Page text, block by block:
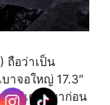
ถือว่าเป็น
าจอใหญ่ 17.3″
ที่ไม่เคยมีมาก่อน